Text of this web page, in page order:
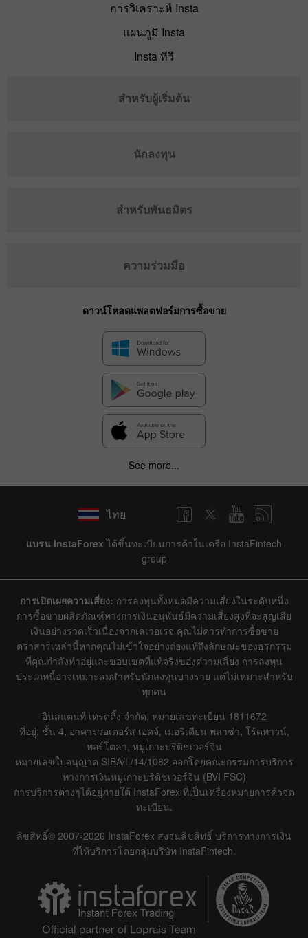
การวิเคราะห์ Insta
แผนภูมิ Insta
Insta ทีวี
สำหรับผู้เริ่มต้น
นักลงทุน
สำหรับพันธมิตร
ความร่วมมือ
ดาวน์โหลดแพลตฟอร์มการซื้อขาย
See more...
ไทย
แบรน InstaForex ได้ขึ้นทะเบียนการค้าในเครือ InstaFintech
group
การเปิดเผยความเสี่ยง: การลงทุนทั้งหมดมีความเสี่ยงในระดับหนึ่ง
การซื้อขายผลิตภัณฑ์ทางการเงินอนุพันธ์มีความเสี่ยงสูงที่จะสูญเสีย
เงินอย่างรวดเร็วเนื่องจากเลเวอเรจ คุณไม่ควรทำการซื้อขาย
ตราสารเหล่านี้หากคุณไม่เข้าใจอย่างถ่องแท้ถึงลักษณะของธุรกรรม
ที่คุณกำลังทำอยู่และขอบเขตที่แท้จริงของความเสี่ยง การลงทุน
ประเภทนี้อาจเหมาะสมสำหรับนักลงทุนบางราย แต่ไม่เหมาะสำหรับ
ทุกคน
อินสแตนท์ เทรดดิ้ง จำกัด, หมายเลขทะเบียน 1811672
ที่อยู่: ชั้น 4, อาคารวอเตอร์ส เอดจ์, เมอริเดียน พลาซ่า, โร้ดทาวน์,
ทอร์โตลา, หมู่เกาะบริติชเวอร์จิน
หมายเลขใบอนุญาต SIBA/L/14/1082 ออกโดยคณะกรรมการบริการ
ทางการเงินหมู่เกาะบริติชเวอร์จิน (BVI FSC)
การบริการต่างๆได้อยู่ภายใต้ InstaForex ที่เป็นเครื่องหมายการค้าจด
ทะเบียน.
ลิขสิทธิ์© 2007-2026 InstaForex สงวนลิขสิทธิ์ บริการทางการเงิน
ที่ให้บริการโดยกลุ่มบริษัท InstaFintech.